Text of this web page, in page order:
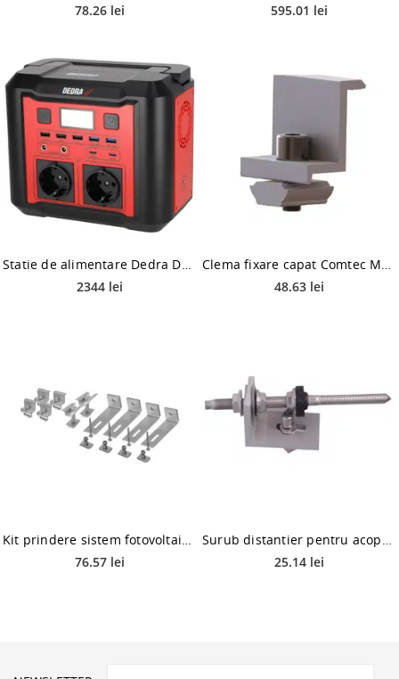
78.26 lei
595.01 lei
2344 lei
48.63 lei
Kit prindere sistem fotovoltaic acoperis tip tabla / tigla metalica, otel galvanizat, 3 piese
76.57 lei
Surub distantier pentru acoperis L FEET Comtec MF0020-86326, 10 X 200 mm
25.14 lei